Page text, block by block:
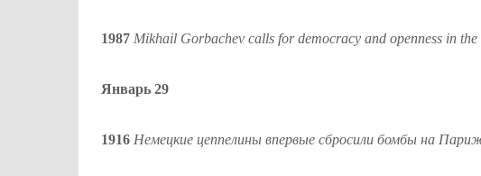
1987 Mikhail Gorbachev calls for democracy and openness in
Январь 29
1916 Немецкие цеппелины впервые сбросили бомбы на